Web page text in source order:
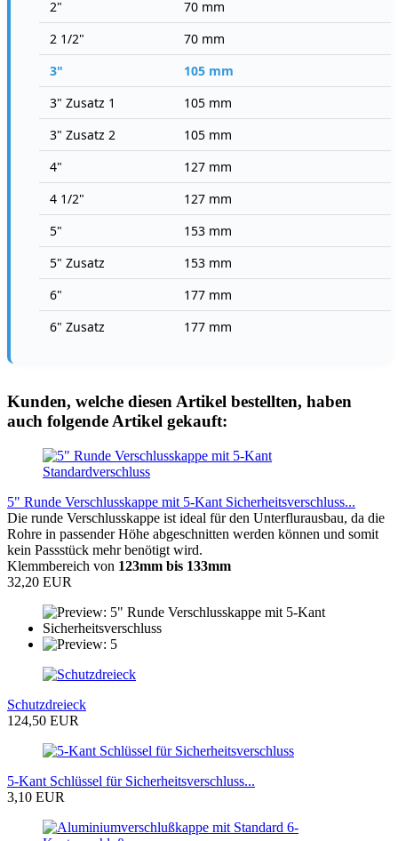
2"
70 mm
2 1/2"
70 mm
3"
105 mm
3" Zusatz 1
105 mm
3" Zusatz 2
105 mm
4"
127 mm
4 1/2"
127 mm
5"
153 mm
5" Zusatz
153 mm
6"
177 mm
6" Zusatz
177 mm
Kunden, welche diesen Artikel bestellten, haben
auch folgende Artikel gekauft:
5" Runde Verschlusskappe mit 5-Kant Sicherheitsverschluss...
Die runde Verschlusskappe ist ideal für den Unterflurausbau, da die
Rohre in passender Höhe abgeschnitten werden können und somit
kein Passstück mehr benötigt wird.
Klemmbereich von 123mm bis 133mm
32,20 EUR
Schutzdreieck
124,50 EUR
5-Kant Schlüssel für Sicherheitsverschluss...
3,10 EUR